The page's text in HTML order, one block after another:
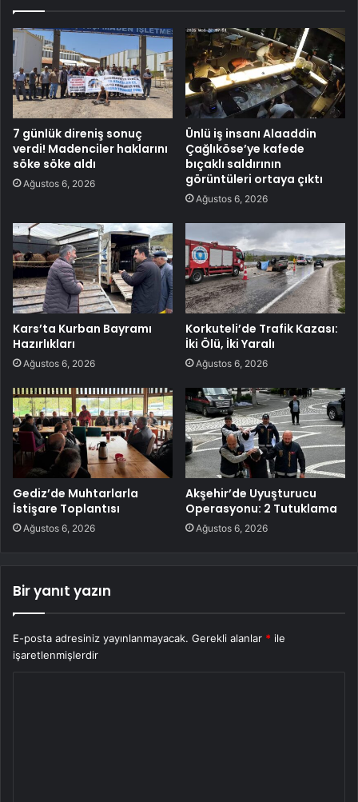
7 günlük direniş sonuç
verdi! Madenciler haklarını
söke söke aldı
Ağustos 6, 2026
Ünlü iş insanı Alaaddin
Çağlıköse’ye kafede
bıçaklı saldırının
görüntüleri ortaya çıktı
Ağustos 6, 2026
Kars’ta Kurban Bayramı
Hazırlıkları
Ağustos 6, 2026
Korkuteli’de Trafik Kazası:
İki Ölü, İki Yaralı
Ağustos 6, 2026
Gediz’de Muhtarlarla
İstişare Toplantısı
Ağustos 6, 2026
Akşehir’de Uyuşturucu
Operasyonu: 2 Tutuklama
Ağustos 6, 2026
Bir yanıt yazın
E-posta adresiniz yayınlanmayacak. Gerekli alanlar * ile
işaretlenmişlerdir